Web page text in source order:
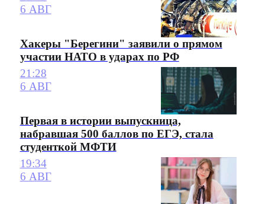
6 АВГ
Хакеры "Берегини" заявили о прямом
участии НАТО в ударах по РФ
21:28
6 АВГ
Первая в истории выпускница,
набравшая 500 баллов по ЕГЭ, стала
студенткой МФТИ
19:34
6 АВГ